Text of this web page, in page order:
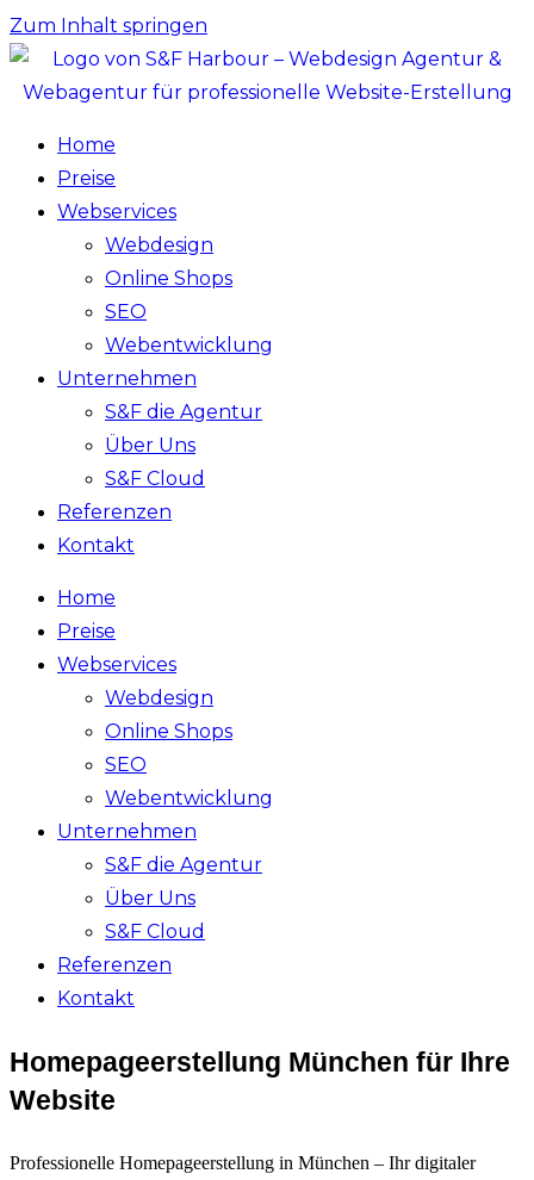
Zum Inhalt springen
Home
Preise
Webservices
Webdesign
Online Shops
SEO
Webentwicklung
Unternehmen
S&F die Agentur
Über Uns
S&F Cloud
Referenzen
Kontakt
Home
Preise
Webservices
Webdesign
Online Shops
SEO
Webentwicklung
Unternehmen
S&F die Agentur
Über Uns
S&F Cloud
Referenzen
Kontakt
Homepageerstellung München für Ihre
Website
Professionelle Homepageerstellung in München – Ihr digitaler